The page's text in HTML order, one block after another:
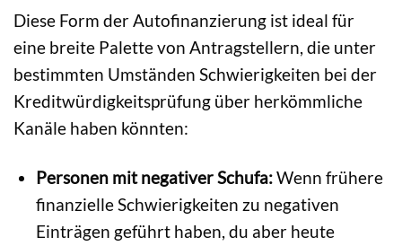
Diese Form der Autofinanzierung ist ideal für
eine breite Palette von Antragstellern, die unter
bestimmten Umständen Schwierigkeiten bei der
Kreditwürdigkeitsprüfung über herkömmliche
Kanäle haben könnten:
Personen mit negativer Schufa:Wenn frühere
finanzielle Schwierigkeiten zu negativen
Einträgen geführt haben, du aber heute